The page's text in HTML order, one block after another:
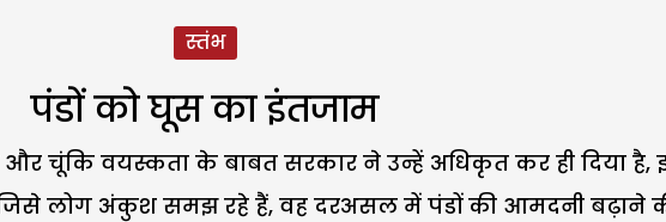
स्तंभ
पंडों को घूस का इंतजाम
चूंकि वयस्कता के बाबत सरकार ने उन्हें अधिकृत कर ही दिया है,
जिसे लोग अंकुश समझ रहे हैं, वह दरअसल में पंडों की आमदनी बढ़ाने